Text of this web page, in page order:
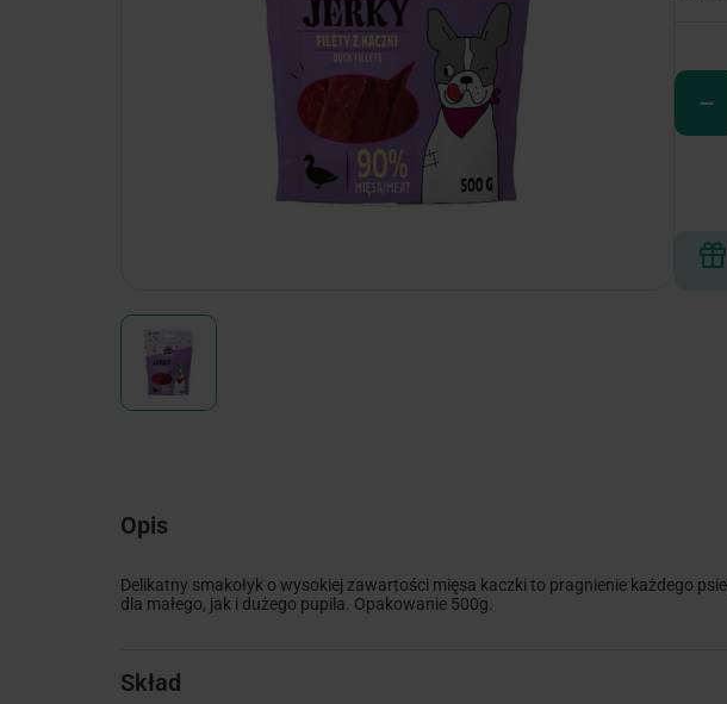
Opis
Delikatny smakołyk o wysokiej zawartości mięsa kaczki to pragnienie każdego
dla małego, jak i dużego pupila. Opakowanie 500g.
Skład